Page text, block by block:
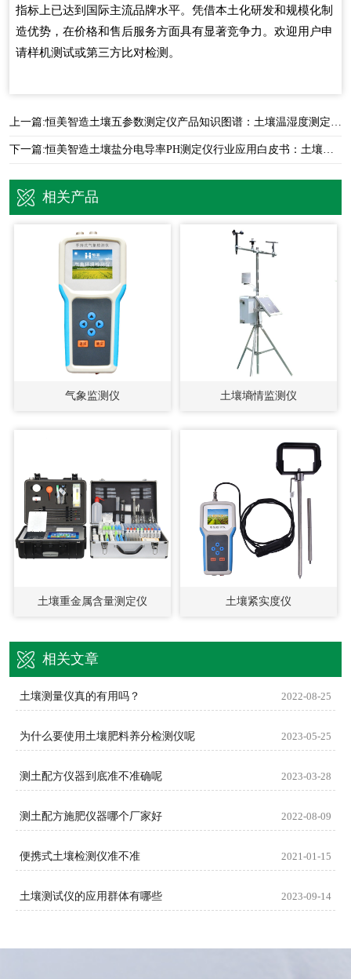
指标上已达到国际主流品牌水平。凭借本土化研发和规模化制
造优势，在价格和售后服务方面具有显著竞争力。 欢迎用户申
请样机测试或第三方比对检测。
上一篇:恒美智造土壤五参数测定仪产品知识图谱：土壤温湿度测定仪型号全解析与选型指南
下一篇:恒美智造土壤盐分电导率PH测定仪行业应用白皮书：土壤温湿度测定仪全场景解决方案
相关产品
气象监测仪 土壤墒情监测仪
土壤重金属含量测定仪 土壤紧实度仪
相关文章
土壤测量仪真的有用吗？ 2022-08-25
为什么要使用土壤肥料养分检测仪呢 2023-05-25
测土配方仪器到底准不准确呢 2023-03-28
测土配方施肥仪器哪个厂家好 2022-08-09
便携式土壤检测仪准不准 2021-01-15
土壤测试仪的应用群体有哪些 2023-09-14